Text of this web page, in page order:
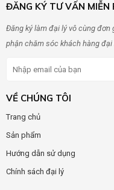
ĐĂNG KÝ TƯ VẤN MIỄN
Đăng ký làm đại lý vô cùng đơn
phận chăm sóc khách hàng
VỀ CHÚNG TÔI
Trang chủ
Sản phẩm
Hướng dẫn sử dụng
Chính sách đại lý